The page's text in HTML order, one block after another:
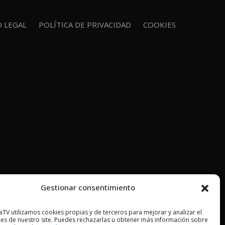
Gestionar consentimiento
utilizamos cookies propias y de terceros para mejorar y analizar el
de nuestro site. Puedes rechazarlas u obtener más información sobre
LEGAL POLÍTICA DE PRIVACIDAD COOKIES